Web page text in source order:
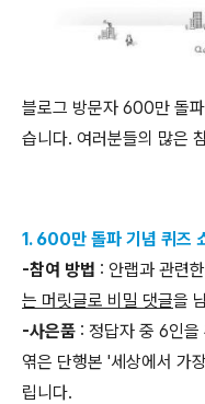
블로그 방문자 600만 돌
습니다. 여러분들의 많은
1. 600만 돌파 기념 퀴즈
-참여 방법 : 안랩과 관련
는 머릿글로 비밀 댓글을
-사은품 : 정답자 중 6인을
엮은 단행본 '세상에서 가
립니다.